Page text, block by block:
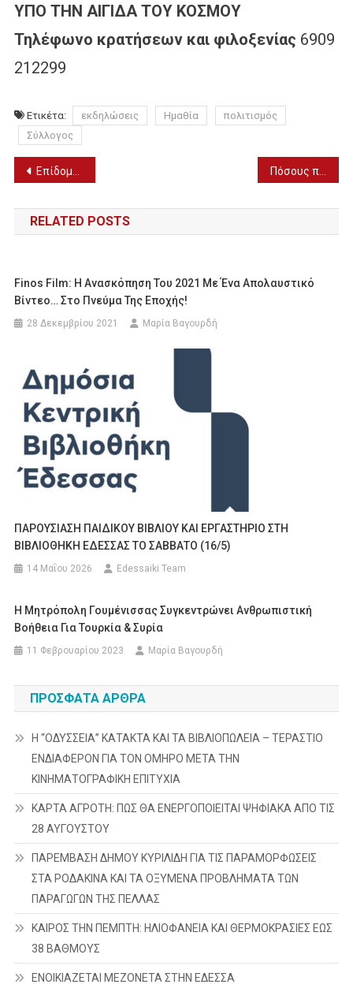
ΥΠΟ ΤΗΝ ΑΙΓΙΔΑ ΤΟΥ ΚΟΣΜΟΥ
Τηλέφωνο κρατήσεων και φιλοξενίας 6909
212299
Ετικέτα: εκδηλώσεις Ημαθία
πολιτισμός
Σύλλογος
Πλοήγηση
άρθρων
Επίδομα Παιδιού A21: Ανοίγει στις 31 Ιουλίου η πλατφόρμα για νέες αιτήσεις
RELATED POSTS
Finos Film: Η Ανασκόπηση Του 2021 Με Ένα Απολαυστικό
Βίντεο… Στο Πνεύμα Της Εποχής!
28 Δεκεμβρίου 2021 Μαρία Βαγουρδή
ΠΑΡΟΥΣΙΑΣΗ ΠΑΙΔΙΚΟΥ ΒΙΒΛΙΟΥ ΚΑΙ ΕΡΓΑΣΤΗΡΙΟ ΣΤΗ
ΒΙΒΛΙΟΘΗΚΗ ΕΔΕΣΣΑΣ ΤΟ ΣΑΒΒΑΤΟ (16/5)
14 Μαΐου 2026 Edessaiki Team
Η Μητρόπολη Γουμένισσας Συγκεντρώνει Ανθρωπιστική
Βοήθεια Για Τουρκία & Συρία
11 Φεβρουαρίου 2023 Μαρία Βαγουρδή
ΠΡΌΣΦΑΤΑ ΆΡΘΡΑ
Η “ΟΔΥΣΣΕΙΑ” ΚΑΤΑΚΤΑ ΚΑΙ ΤΑ ΒΙΒΛΙΟΠΩΛΕΙΑ – ΤΕΡΑΣΤΙΟ
ΕΝΔΙΑΦΕΡΟΝ ΓΙΑ ΤΟΝ ΟΜΗΡΟ ΜΕΤΑ ΤΗΝ
ΚΙΝΗΜΑΤΟΓΡΑΦΙΚΗ ΕΠΙΤΥΧΙΑ
ΚΑΡΤΑ ΑΓΡΟΤΗ: ΠΩΣ ΘΑ ΕΝΕΡΓΟΠΟΙΕΙΤΑΙ ΨΗΦΙΑΚΑ ΑΠΟ ΤΙΣ
28 ΑΥΓΟΥΣΤΟΥ
ΠΑΡΕΜΒΑΣΗ ΔΗΜΟΥ ΚΥΡΙΛΙΔΗ ΓΙΑ ΤΙΣ ΠΑΡΑΜΟΡΦΩΣΕΙΣ
ΣΤΑ ΡΟΔΑΚΙΝΑ ΚΑΙ ΤΑ ΟΞΥΜΕΝΑ ΠΡΟΒΛΗΜΑΤΑ ΤΩΝ
ΠΑΡΑΓΩΓΩΝ ΤΗΣ ΠΕΛΛΑΣ
ΚΑΙΡΟΣ ΤΗΝ ΠΕΜΠΤΗ: ΗΛΙΟΦΑΝΕΙΑ ΚΑΙ ΘΕΡΜΟΚΡΑΣΙΕΣ ΕΩΣ
38 ΒΑΘΜΟΥΣ
ΕΝΟΙΚΙΑΖΕΤΑΙ ΜΕΖΟΝΕΤΑ ΣΤΗΝ ΕΔΕΣΣΑ